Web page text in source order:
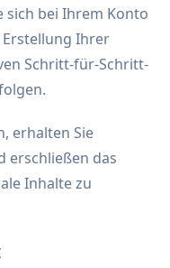
sich bei Ihrem Konto
Ihrer
Schritt-für-Schritt-
erhalten Sie
erschließen das
Inhalte zu